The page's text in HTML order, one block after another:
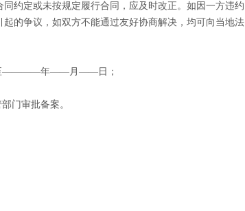
约定或未按规定履行合同，应及时改正。如因一方违约
的争议，如双方不能通过友好协商解决，均可向当地法
————年——月——日；
门审批备案。